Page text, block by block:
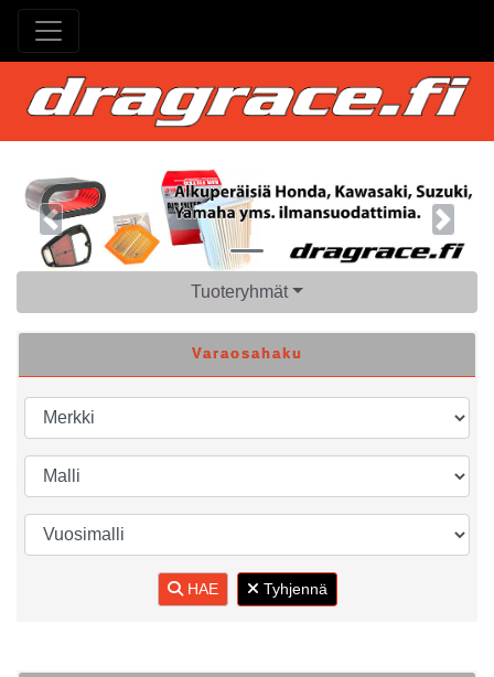
Previous Next
Tuoteryhmät
Varaosahaku
HAE Tyhjennä